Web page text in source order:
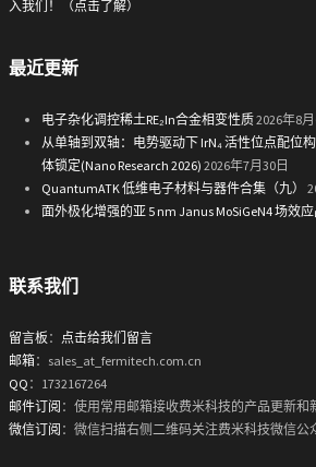
入我们！（点击了解）
最近更新
电子杂化调控稀土RE₂In合金相变性质2026年8月
从单轴到双轴：电势驱动下 IrN₄ 活性位点配位
体锁定(Nano Research 2026) 2026年7月30日
QuantumATK 低维电子材料与器件合集（九）
面外极化增强的亚 5 nm Janus MoSiGeN4 场效
联系我们
留言板 ： 点击给我们留言
邮箱：sales_at_fermitech.com.cn
QQ ：1732167264
邮件订阅 ：使用常用邮箱接收费米科技的产品更新和
微信订阅 ：微信扫描右侧二维码关注费米科技微信公